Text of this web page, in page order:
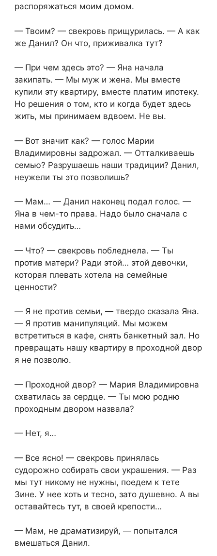
распоряжаться моим домом.
— Твоим? — свекровь прищурилась. — А как
же Данил? Он что, приживалка тут?
— При чем здесь это? — Яна начала
закипать. — Мы муж и жена. Мы вместе
купили эту квартиру, вместе платим ипотеку.
Но решения о том, кто и когда будет здесь
жить, мы принимаем вдвоем. Не вы.
— Вот значит как? — голос Марии
Владимировны задрожал. — Отталкиваешь
семью? Разрушаешь наши традиции? Данил,
неужели ты это позволишь?
— Мам… — Данил наконец подал голос. —
Яна в чем-то права. Надо было сначала с
нами обсудить…
— Что? — свекровь побледнела. — Ты
против матери? Ради этой… этой девочки,
которая плевать хотела на семейные
ценности?
— Я не против семьи, — твердо сказала Яна.
— Я против манипуляций. Мы можем
встретиться в кафе, снять банкетный зал. Но
превращать нашу квартиру в проходной двор
я не позволю.
— Проходной двор? — Мария Владимировна
схватилась за сердце. — Ты мою родню
проходным двором назвала?
— Нет, я…
— Все ясно! — свекровь принялась
судорожно собирать свои украшения. — Раз
мы тут никому не нужны, поедем к тете
Зине. У нее хоть и тесно, зато душевно. А вы
оставайтесь тут, в своей крепости…
— Мам, не драматизируй, — попытался
вмешаться Данил.